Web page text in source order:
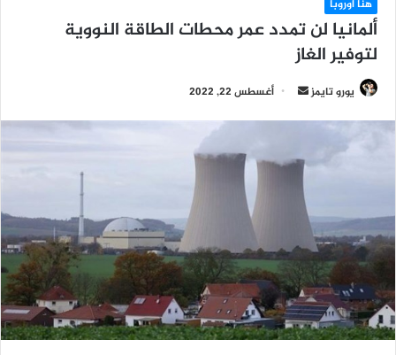
هنا اوروبا
ألمانيا لن تمدد عمر محطات الطاقة النووية
لتوفير الغاز
يورو تايمز
أرسل أغسطس 22, 2022